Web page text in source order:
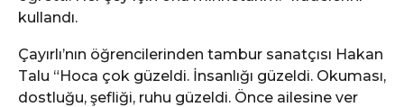
kullandı.
Çayırlı’nın öğrencilerinden tambur sanatçısı Hakan
Talu “Hoca çok güzeldi. İnsanlığı güzeldi. Okuması,
dostluğu, şefliği, ruhu güzeldi. Önce ailesine ver